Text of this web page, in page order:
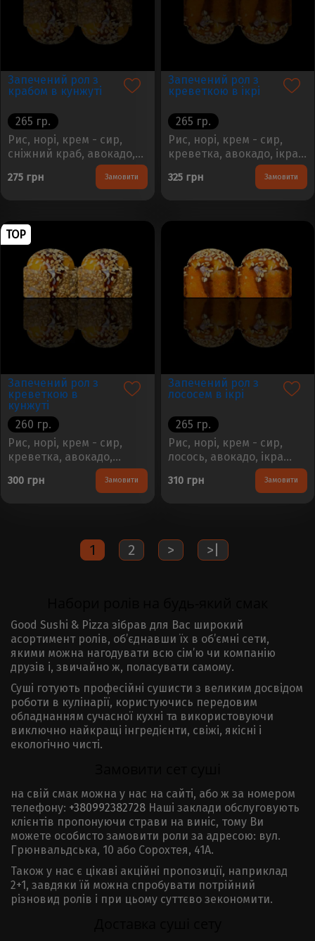
Запечений рол з
крабом в кунжуті
265 гр.
Рис, норі, крем - сир,
сніжний краб, авокадо,
сирний соус, соус унагі,
кунжутВага -
275 грн Замовити
Запечений рол з
креветкою в ікрі
265 гр.
Рис, норі, крем - сир,
креветка, авокадо, ікра
тобіко, сирний соус, соус
унагі, кунжутВага -
325 грн Замовити
TOP
Запечений рол з
креветкою в
кунжуті
260 гр.
Рис, норі, крем - сир,
креветка, авокадо,
сирний соус, соус унагі,
кунжутВага -
300 грн Замовити
Запечений рол з
лососем в ікрі
265 гр.
Рис, норі, крем - сир,
лосось, авокадо, ікра
тобіко, сирний соус, соус
унагі, кунжутВага -
310 грн Замовити
1 2 > >|
Good Sushi & Pizza зібрав для Вас широкий
асортимент ролів, об’єднавши їх в об’ємні сети,
якими можна нагодувати всю сім’ю чи компанію
друзів і, звичайно ж, поласувати самому.
Суші готують професійні сушисти з великим досвідом
роботи в кулінарії, користуючись передовим
обладнанням сучасної кухні та використовуючи
виключно найкращі інгредієнти, свіжі, якісні і
екологічно чисті.
на свій смак можна у нас на сайті, або ж за номером
телефону: +380992382728 Наші заклади обслуговують
клієнтів пропонуючи страви на виніс, тому Ви
можете особисто замовити роли за адресою: вул.
Грюнвальдська, 10 або Сорохтея, 41А.
Також у нас є цікаві акційні пропозиції, наприклад
2+1, завдяки їй можна спробувати потрійний
різновид ролів і при цьому суттєво зекономити.